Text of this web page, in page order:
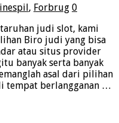
, Forbrug 0
judi slot, kami
Biro judi yang bisa
atau situs provider
banyak serta banyak
asal dari pilihan
tempat berlangganan …